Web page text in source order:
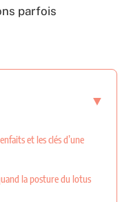
parfois
et les clés d’une
la posture du lotus